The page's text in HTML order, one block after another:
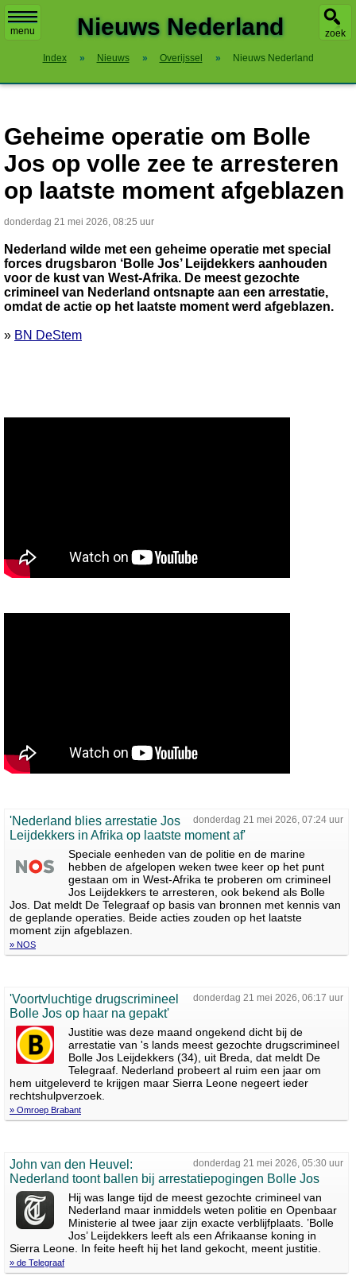
menu zoek
Nieuws Nederland
Index » Nieuws » Overijssel » Nieuws Nederland
Geheime operatie om Bolle
Jos op volle zee te arresteren
op laatste moment afgeblazen
donderdag 21 mei 2026, 08:25 uur
Nederland wilde met een geheime operatie met special
forces drugsbaron ‘Bolle Jos’ Leijdekkers aanhouden
voor de kust van West-Afrika. De meest gezochte
crimineel van Nederland ontsnapte aan een arrestatie,
omdat de actie op het laatste moment werd afgeblazen.
» BN DeStem
donderdag 21 mei 2026, 07:24 uur
'Nederland blies arrestatie Jos
Leijdekkers in Afrika op laatste moment af'
Speciale eenheden van de politie en de marine
hebben de afgelopen weken twee keer op het punt
gestaan om in West-Afrika te proberen om crimineel
Jos Leijdekkers te arresteren, ook bekend als Bolle
Jos. Dat meldt De Telegraaf op basis van bronnen met kennis van
de geplande operaties. Beide acties zouden op het laatste
moment zijn afgeblazen.
» NOS
donderdag 21 mei 2026, 06:17 uur
'Voortvluchtige drugscrimineel
Bolle Jos op haar na gepakt'
Justitie was deze maand ongekend dicht bij de
arrestatie van 's lands meest gezochte drugscrimineel
Bolle Jos Leijdekkers (34), uit Breda, dat meldt De
Telegraaf. Nederland probeert al ruim een jaar om
hem uitgeleverd te krijgen maar Sierra Leone negeert ieder
rechtshulpverzoek.
» Omroep Brabant
donderdag 21 mei 2026, 05:30 uur
John van den Heuvel:
Nederland toont ballen bij arrestatiepogingen Bolle Jos
Hij was lange tijd de meest gezochte crimineel van
Nederland maar inmiddels weten politie en Openbaar
Ministerie al twee jaar zijn exacte verblijfplaats. ’Bolle
Jos’ Leijdekkers leeft als een Afrikaanse koning in
Sierra Leone. In feite heeft hij het land gekocht, meent justitie.
» de Telegraaf